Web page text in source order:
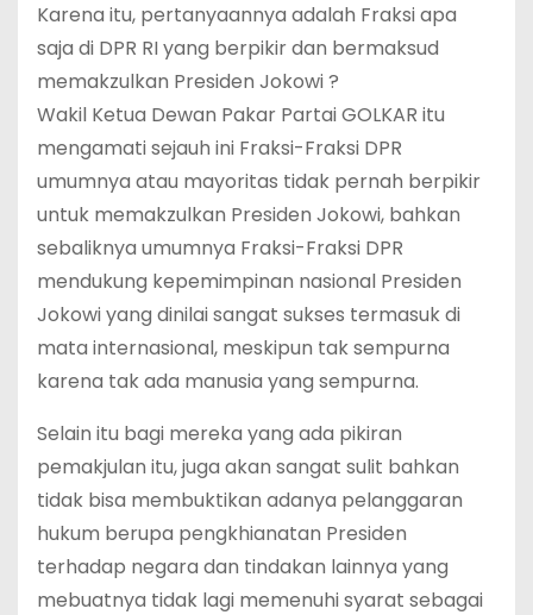
Karena itu, pertanyaannya adalah Fraksi apa
saja di DPR RI yang berpikir dan bermaksud
memakzulkan Presiden Jokowi ?
Wakil Ketua Dewan Pakar Partai GOLKAR itu
mengamati sejauh ini Fraksi-Fraksi DPR
umumnya atau mayoritas tidak pernah berpikir
untuk memakzulkan Presiden Jokowi, bahkan
sebaliknya umumnya Fraksi-Fraksi DPR
mendukung kepemimpinan nasional Presiden
Jokowi yang dinilai sangat sukses termasuk di
mata internasional, meskipun tak sempurna
karena tak ada manusia yang sempurna.
Selain itu bagi mereka yang ada pikiran
pemakjulan itu, juga akan sangat sulit bahkan
tidak bisa membuktikan adanya pelanggaran
hukum berupa pengkhianatan Presiden
terhadap negara dan tindakan lainnya yang
mebuatnya tidak lagi memenuhi syarat sebagai